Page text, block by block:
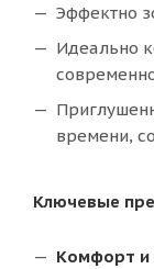
Эффектно
Идеально
времени,
Ключевые
Комфорт и